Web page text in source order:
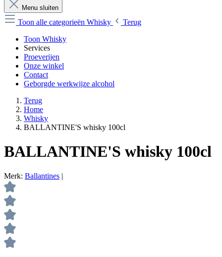
Menu sluiten
Toon alle categorieën Whisky
Terug
Toon Whisky
Services
Proeverijen
Onze winkel
Contact
Geborgde werkwijze alcohol
Terug
Home
Whisky
BALLANTINE'S whisky 100cl
BALLANTINE'S whisky 100cl
Merk: Ballantines |